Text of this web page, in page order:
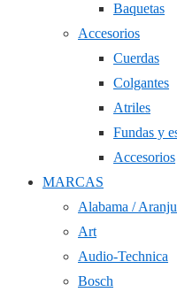
Baquetas
Accesorios
Cuerdas
Colgantes
Atriles
Fundas y
Accesorios
MARCAS
Alabama /
Art
Audio-Technica
Bosch